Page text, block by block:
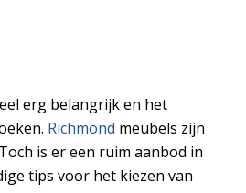
erg belangrijk en het
Richmond meubels zijn
is er een ruim aanbod in
tips voor het kiezen van